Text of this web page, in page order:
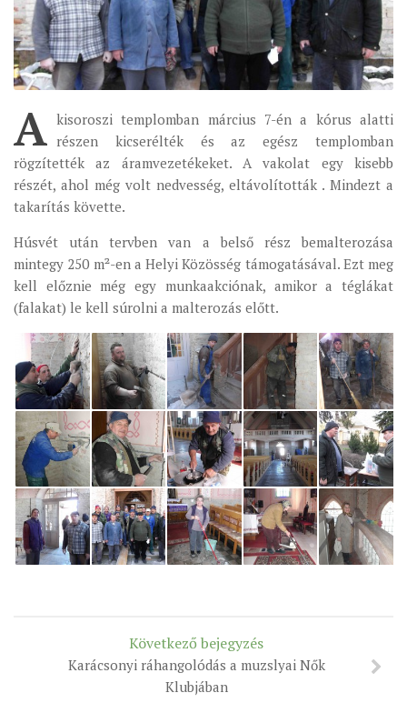
SZERZETESRENDEK
IN MEMORIAM
PLÉBÁNIÁK
ÉSZAKI ESPERESSÉG
KÖZPONTI ESPERESSÉG
DÉLI ESPERESSÉG
ARCHÍVUM
ARCHÍV ÉLETKÉPEK
SZINÓDUS
ORGANIGRAMMA
ZSINATI IMA
ZSINAT MOTTÓJA, LOGÓJA
ZSINATI IRODA
KOORDINÁLÓ BIZOTTSÁG
ZSINATI TAGOK
MUNKADOKUMENTUMOK
ZSINATI HÍREK-ÚJSÁG
PASZTORÁLSZOCIOLÓGIAI FELMÉRÉS
„GYERMEKVÉDELMI” KIHÍVÁSOK KÁNONJOGI
MEGKÖZELÍTÉSBEN
A kisoroszi templomban március 7-én a kórus alatti
részen kicserélték és az egész templomban
rögzítették az áramvezetékeket. A vakolat egy kisebb
részét, ahol még volt nedvesség, eltávolították . Mindezt a
takarítás követte.
Húsvét után tervben van a belső rész bemalterozása
mintegy 250 m²-en a Helyi Közösség támogatásával. Ezt meg
kell előznie még egy munkaakciónak, amikor a téglákat
(falakat) le kell súrolni a malterozás előtt.
Következő bejegyzés
Karácsonyi ráhangolódás a muzslyai Nők
Klubjában